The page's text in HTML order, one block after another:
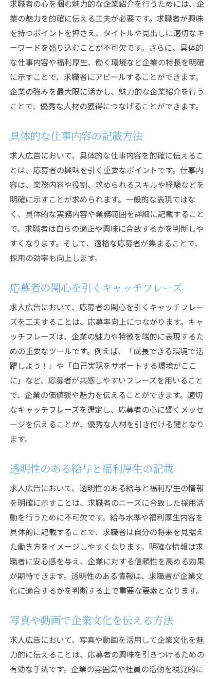
求職者の心を掴む魅力的な企業紹介を行うためには、企
業の魅力を的確に伝える工夫が必要です。求職者が興味
を持つポイントを押さえ、タイトルや見出しに適切なキ
ーワードを盛り込むことが不可欠です。さらに、具体的
な仕事内容や福利厚生、働く環境など企業の特長を明確
に示すことで、求職者にアピールすることができます。
企業の強みを最大限に活かし、魅力的な企業紹介を行う
ことで、優秀な人材の獲得につなげることができます。
具体的な仕事内容の記載方法
求人広告において、具体的な仕事内容を的確に伝えるこ
とは、応募者の興味を引く重要なポイントです。仕事内
容は、業務内容や役割、求められるスキルや経験などを
明確に示すことが求められます。一般的な表現ではな
く、具体的な実務内容や業務範囲を詳細に記載すること
で、求職者は自らの適正や興味に合致するかを判断しや
すくなります。そして、適格な応募者が集まることで、
採用の効率も向上します。
応募者の関心を引くキャッチフレーズ
求人広告において、応募者の関心を引くキャッチフレー
ズを工夫することは、応募率向上につながります。キャ
ッチフレーズは、企業の魅力や特徴を端的に表現するた
めの重要なツールです。例えば、「成長できる環境で活
躍しよう！」や「自己実現をサポートする環境がここ
に」など、応募者が共感しやすいフレーズを用いること
で、企業の価値観や魅力を伝えることができます。適切
なキャッチフレーズを選定し、応募者の心に響くメッセ
ージを伝えることが、優秀な人材を引き付ける鍵となり
ます。
透明性のある給与と福利厚生の記載
求人広告において、透明性のある給与と福利厚生の情報
を明確に示すことは、求職者のニーズに合致した採用活
動を行うために不可欠です。給与水準や福利厚生内容を
具体的に記載することで、求職者は自分の将来を見据え
た働き方をイメージしやすくなります。明確な情報は求
職者に安心感を与え、企業に対する信頼性を高める効果
が期待できます。透明性のある情報は、求職者が企業文
化に適合するかを判断する上で重要な要素となります。
写真や動画で企業文化を伝える方法
求人広告において、写真や動画を活用して企業文化を魅
力的に伝えることは、応募者の興味を引きつけるための
有効な手法です。企業の雰囲気や社員の活動を視覚的に